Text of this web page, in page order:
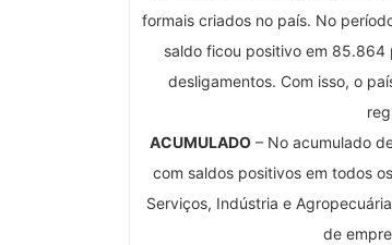
formais criados no país. No
saldo ficou positivo em
desligamentos. Com isso, o
ACUMULADO– No acumulado
com saldos positivos em todos
Serviços, Indústria e
de